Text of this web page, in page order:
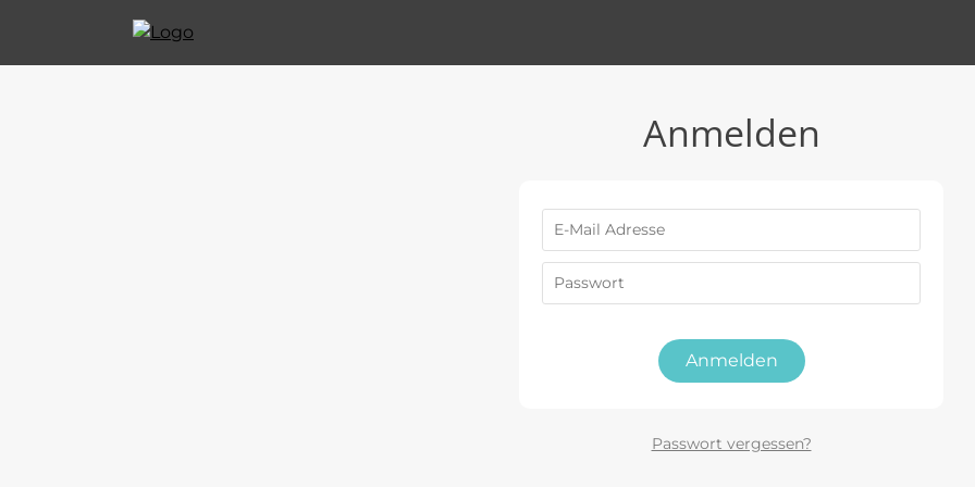
Anmelden
Anmelden
Passwort vergessen?